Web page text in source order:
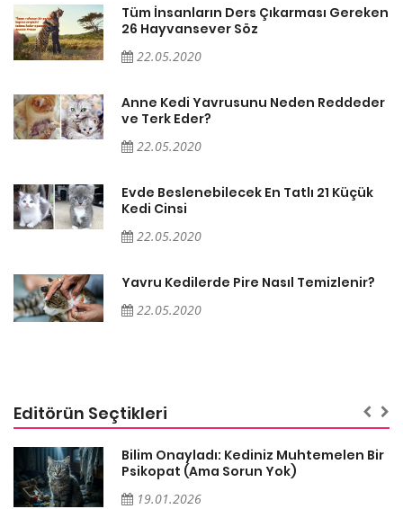
Tüm İnsanların Ders Çıkarması Gereken
26 Hayvansever Söz
22.05.2020
Anne Kedi Yavrusunu Neden Reddeder
ve Terk Eder?
22.05.2020
Evde Beslenebilecek En Tatlı 21 Küçük
Kedi Cinsi
22.05.2020
Yavru Kedilerde Pire Nasıl Temizlenir?
22.05.2020
Editörün Seçtikleri
Bilim Onayladı: Kediniz Muhtemelen Bir
Psikopat (Ama Sorun Yok)
19.01.2026